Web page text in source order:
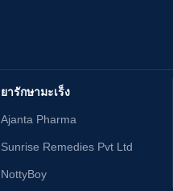
ยารักษามะเร็ง
Ajanta Pharma
Sunrise Remedies Pvt Ltd
NottyBoy